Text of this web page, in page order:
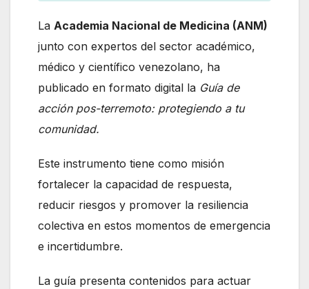
La Academia Nacional de Medicina (ANM)
junto con expertos del sector académico,
médico y científico venezolano, ha
publicado en formato digital la Guía de
acción pos-terremoto: protegiendo a tu
comunidad.
Este instrumento tiene como misión
fortalecer la capacidad de respuesta,
reducir riesgos y promover la resiliencia
colectiva en estos momentos de emergencia
e incertidumbre.
La guía presenta contenidos para actuar